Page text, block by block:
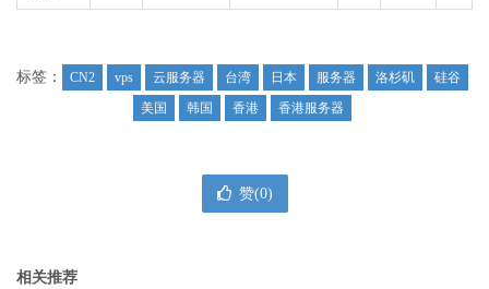
标签： CN2 vps 云服务器 台湾 日本 服务器 洛杉矶
硅谷
美国
韩国 香港 香港服务器
赞(0)
相关推荐